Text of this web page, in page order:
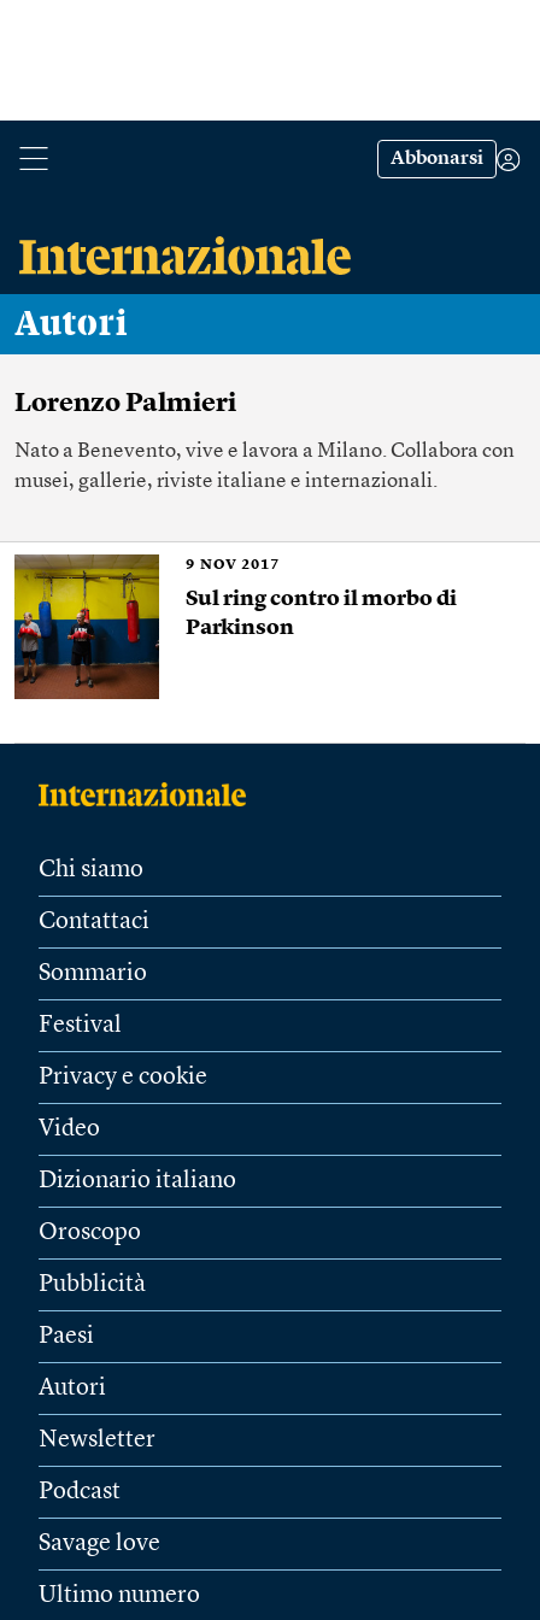
Abbonarsi
Autori
Lorenzo Palmieri
Nato a Benevento, vive e lavora a Milano. Collabora con
musei, gallerie, riviste italiane e internazionali.
9 NOV 2017
Sul ring contro il morbo di
Parkinson
Chi siamo
Contattaci
Sommario
Festival
Privacy e cookie
Video
Dizionario italiano
Oroscopo
Pubblicità
Paesi
Autori
Newsletter
Podcast
Savage love
Ultimo numero